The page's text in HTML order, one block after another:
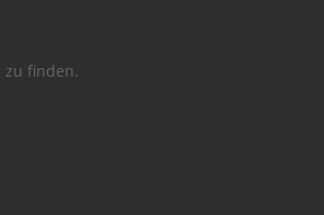
finden.